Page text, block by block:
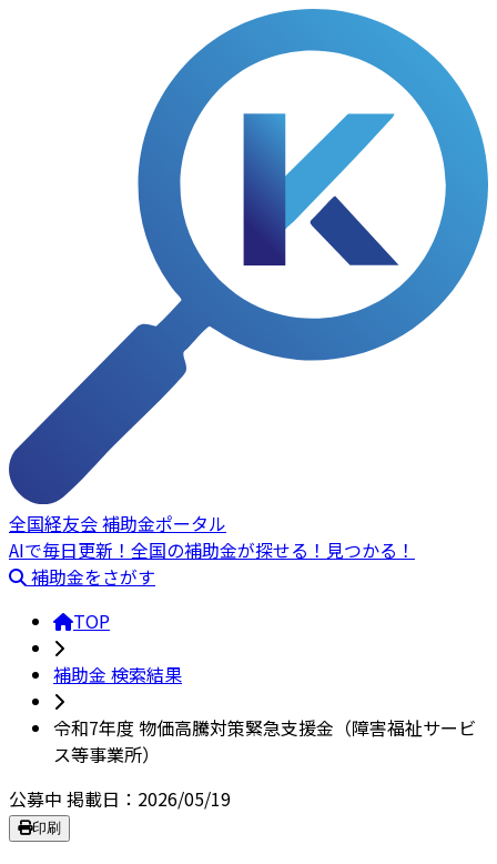
全国経友会 補助金ポータル
AIで毎日更新！全国の補助金が探せる！見つかる！
補助金をさがす
TOP
補助金 検索結果
令和7年度 物価高騰対策緊急支援金（障害福祉サービ
ス等事業所）
公募中 掲載日：2026/05/19
印刷